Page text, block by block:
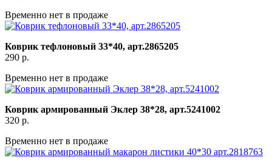
Временно нет в продаже
Коврик тефлоновый 33*40, арт.2865205
290 р.
Временно нет в продаже
Коврик армированный Эклер 38*28, арт.5241002
320 р.
Временно нет в продаже